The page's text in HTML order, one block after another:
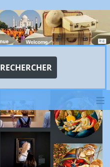
RECHERCHER
≡